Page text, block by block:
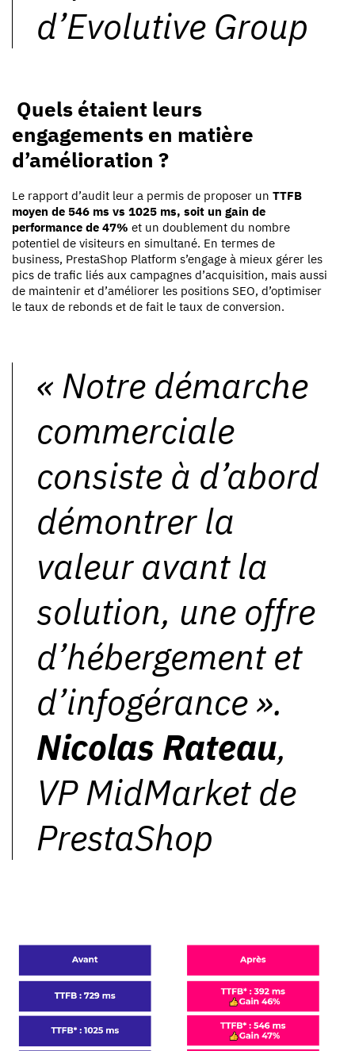
d’Evolutive Group
Quels étaient leurs
engagements en matière
d’amélioration ?
Le rapport d’audit leur a permis de proposer un TTFB
moyen de 546 ms vs 1025 ms, soit un gain de
performance de 47% et un doublement du nombre
potentiel de visiteurs en simultané. En termes de
business, PrestaShop Platform s’engage à mieux gérer les
pics de trafic liés aux campagnes d’acquisition, mais aussi
de maintenir et d’améliorer les positions SEO, d’optimiser
le taux de rebonds et de fait le taux de conversion.
« Notre démarche
commerciale
consiste à d’abord
démontrer la
valeur avant la
solution, une offre
d’hébergement et
d’infogérance ».
Nicolas Rateau,
VP MidMarket de
PrestaShop